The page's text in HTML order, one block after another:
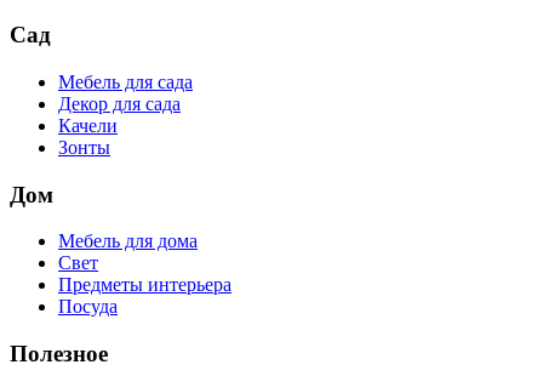
Сад
Мебель для сада
Декор для сада
Качели
Зонты
Дом
Мебель для дома
Свет
Предметы интерьера
Посуда
Полезное